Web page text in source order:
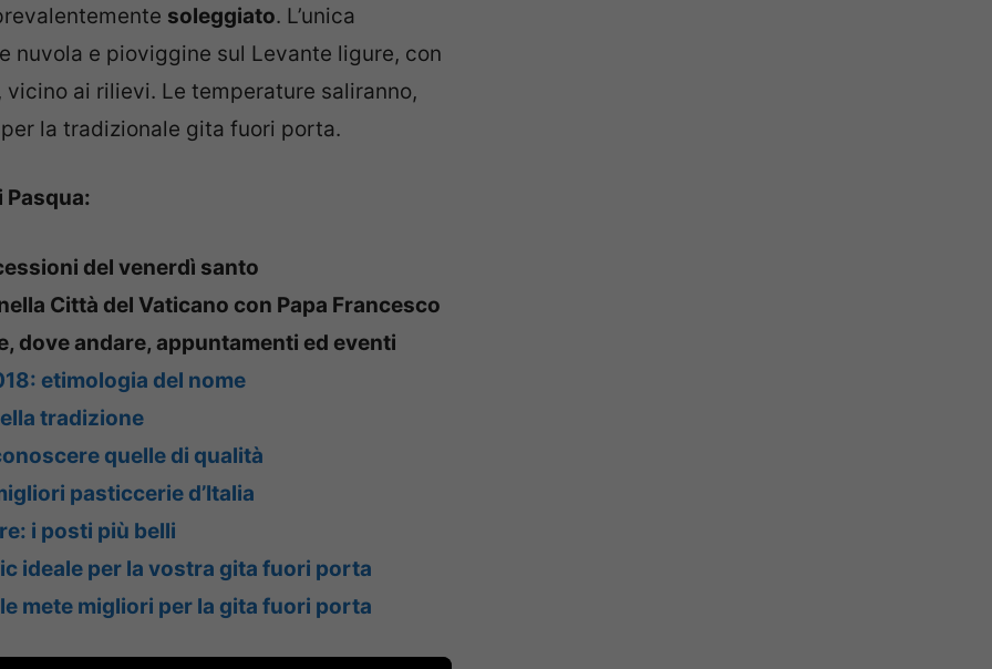
soleggiato. L’unica
nuvola e pioviggine sul Levante ligure, con
ai rilievi. Le temperature saliranno,
la tradizionale gita fuori porta.
Pasqua:
del venerdì santo
Città del Vaticano con Papa Francesco
dove andare, appuntamenti ed eventi
etimologia del nome
tradizione
quelle di qualità
pasticcerie d’Italia
i posti più belli
ideale per la vostra gita fuori porta
mete migliori per la gita fuori porta